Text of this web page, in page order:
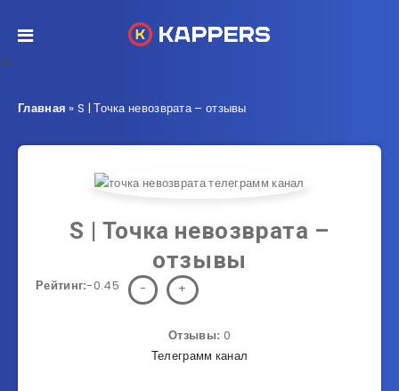
œ
Главная »S | Точка невозврата – отзывы
S | Точка невозврата –
отзывы
Рейтинг:-0.45 - +
Отзывы: 0
Телеграмм канал